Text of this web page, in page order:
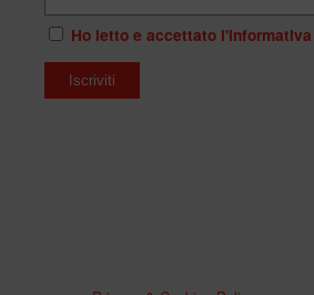
Ho letto e accettato